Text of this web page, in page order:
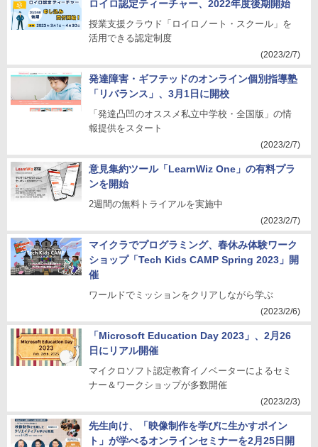
ロイロ認定ティーチャー、2022年度後期開始
授業支援クラウド「ロイロノート・スクール」を
活用できる認定制度
(2023/2/7)
発達障害・ギフテッドのオンライン個別指導塾
「リバランス」、3月1日に開校
「発達凸凹のオススメ私立中学校・全国版」の情
報提供をスタート
(2023/2/7)
意見集約ツール「LearnWiz One」の有料プラ
ンを開始
2週間の無料トライアルを実施中
(2023/2/7)
マイクラでプログラミング、春休み体験ワーク
ショップ「Tech Kids CAMP Spring 2023」開
催
ワールドでミッションをクリアしながら学ぶ
(2023/2/6)
「Microsoft Education Day 2023」、2月26
日にリアル開催
マイクロソフト認定教育イノベーターによるセミ
ナー＆ワークショップが多数開催
(2023/2/3)
先生向け、「映像制作を学びに生かすポイン
ト」が学べるオンラインセミナーを2月25日開